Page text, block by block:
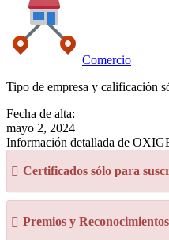
Comercio
Tipo de empresa y calificación
Fecha de alta:
mayo 2, 2024
Información detallada de
Certificados sólo para
Premios y